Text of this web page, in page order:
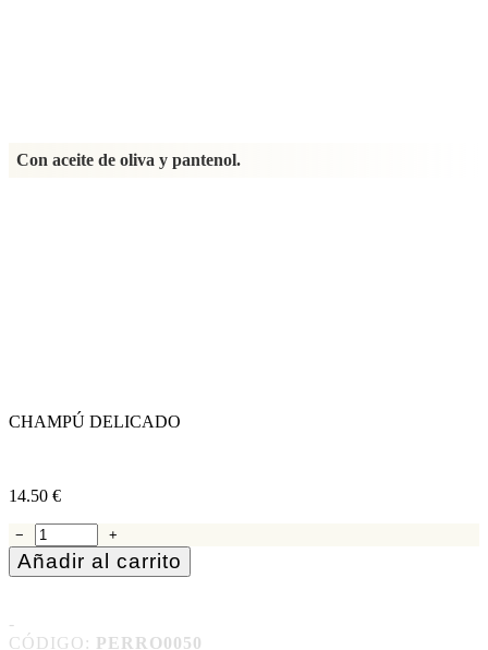
Con aceite de oliva y pantenol.
CHAMPÚ DELICADO
14.50 €
− +
Añadir al carrito
-
CÓDIGO: PERRO0050